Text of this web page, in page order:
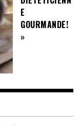
E
GOURMANDE!
»